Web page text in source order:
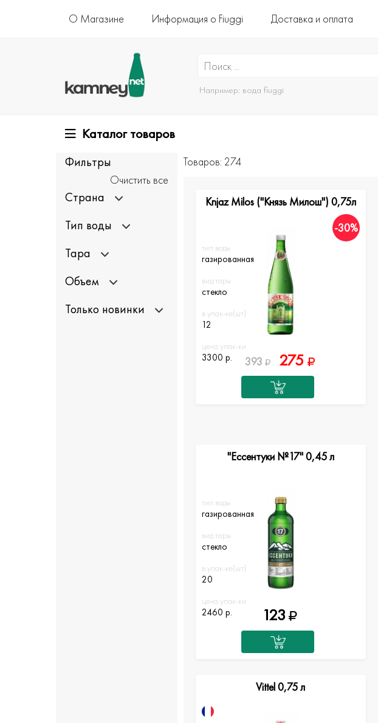
О Магазине Информация о Fiuggi Доставка и оплата
Например: вода fiuggi
Каталог товаров
Фильтры
Очистить все
Страна
Тип воды
Тара
Объем
Только новинки
Товаров: 274
-30%
тип воды
газированная
вид тары
стекло
в упак-ке(шт)
12
цена упак-ки
3300 р.
Knjaz Milos ("Князь Милош") 0,75л
393 275
тип воды
газированная
вид тары
стекло
в упак-ке(шт)
20
цена упак-ки
2460 р.
"Ессентуки №17" 0,45 л
123
Vittel 0,75 л